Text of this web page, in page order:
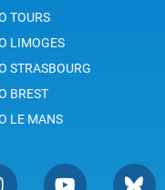
TOURS
LIMOGES
STRASBOURG
BREST
LE MANS